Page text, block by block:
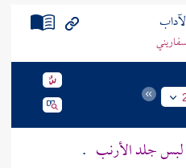
لبس جلد الأرنب .